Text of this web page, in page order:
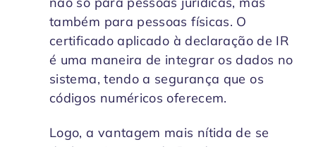
também para pessoas físicas. O
certificado aplicado à declaração de IR
é uma maneira de integrar os dados no
sistema, tendo a segurança que os
códigos numéricos oferecem.
Logo, a vantagem mais nítida de se